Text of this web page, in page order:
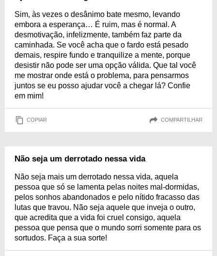
Sim, às vezes o desânimo bate mesmo, levando
embora a esperança… É ruim, mas é normal. A
desmotivação, infelizmente, também faz parte da
caminhada. Se você acha que o fardo está pesado
demais, respire fundo e tranquilize a mente, porque
desistir não pode ser uma opção válida. Que tal você
me mostrar onde está o problema, para pensarmos
juntos se eu posso ajudar você a chegar lá? Confie
em mim!
COPIAR COMPARTILHAR
Não seja um derrotado nessa vida
Não seja mais um derrotado nessa vida, aquela
pessoa que só se lamenta pelas noites mal-dormidas,
pelos sonhos abandonados e pelo nítido fracasso das
lutas que travou. Não seja aquele que inveja o outro,
que acredita que a vida foi cruel consigo, aquela
pessoa que pensa que o mundo sorri somente para os
sortudos. Faça a sua sorte!